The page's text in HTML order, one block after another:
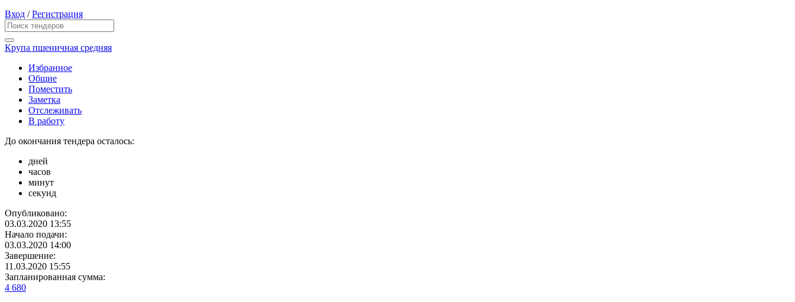
Вход /Регистрация
Крупа пшеничная средняя
Избранное
Общие
Поместить
Заметка
Отслеживать
В работу
До окончания тендера осталось:
дней
часов
минут
секунд
Опубликовано:
03.03.2020 13:55
Начало подачи:
03.03.2020 14:00
Завершение:
11.03.2020 15:55
Запланированная сумма:
4 680